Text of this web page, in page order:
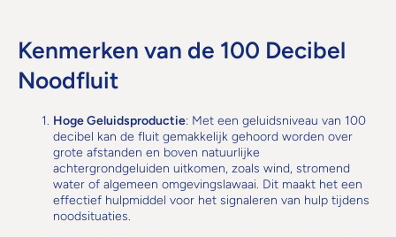
Kenmerken van de 100 Decibel
Noodfluit
Hoge Geluidsproductie: Met een geluidsniveau van 100
decibel kan de fluit gemakkelijk gehoord worden over
grote afstanden en boven natuurlijke
achtergrondgeluiden uitkomen, zoals wind, stromend
water of algemeen omgevingslawaai. Dit maakt het een
effectief hulpmiddel voor het signaleren van hulp tijdens
noodsituaties.